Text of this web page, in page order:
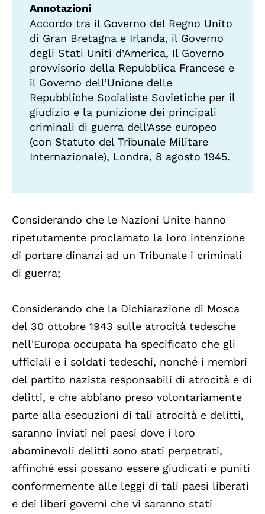
Annotazioni
Accordo tra il Governo del Regno Unito
di Gran Bretagna e Irlanda, il Governo
degli Stati Uniti d’America, Il Governo
provvisorio della Repubblica Francese e
il Governo dell’Unione delle
Repubbliche Socialiste Sovietiche per il
giudizio e la punizione dei principali
criminali di guerra dell’Asse europeo
(con Statuto del Tribunale Militare
Internazionale), Londra, 8 agosto 1945.
Considerando che le Nazioni Unite hanno
ripetutamente proclamato la loro intenzione
di portare dinanzi ad un Tribunale i criminali
di guerra;
Considerando che la Dichiarazione di Mosca
del 30 ottobre 1943 sulle atrocità tedesche
nell'Europa occupata ha specificato che gli
ufficiali e i soldati tedeschi, nonché i membri
del partito nazista responsabili di atrocità e di
delitti, e che abbiano preso volontariamente
parte alla esecuzioni di tali atrocità e delitti,
saranno inviati nei paesi dove i loro
abominevoli delitti sono stati perpetrati,
affinché essi possano essere giudicati e puniti
conformemente alle leggi di tali paesi liberati
e dei liberi governi che vi saranno stati